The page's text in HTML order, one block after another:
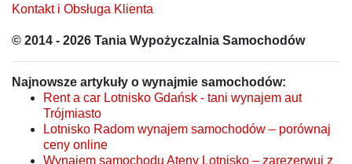
Kontakt i Obsługa Klienta
© 2014 - 2026 Tania Wypożyczalnia Samochodów
Najnowsze artykuły o wynajmie samochodów:
Rent a car Lotnisko Gdańsk - tani wynajem aut
Trójmiasto
Lotnisko Radom wynajem samochodów – porównaj
ceny online
Wynajem samochodu Ateny Lotnisko – zarezerwuj z